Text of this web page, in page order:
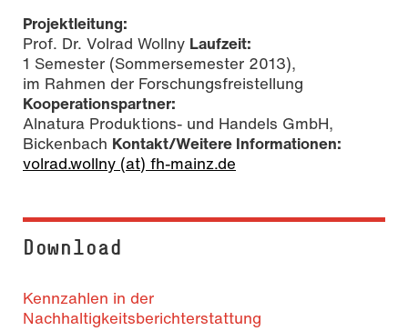
Projektleitung:
Prof. Dr. Volrad Wollny Laufzeit:
1 Semester (Sommersemester 2013),
im Rahmen der Forschungsfreistellung
Kooperationspartner:
Alnatura Produktions- und Handels GmbH,
Bickenbach Kontakt/Weitere Informationen:
volrad.wollny (at) fh-mainz.de
Download
Kennzahlen in der
Nachhaltigkeitsberichterstattung